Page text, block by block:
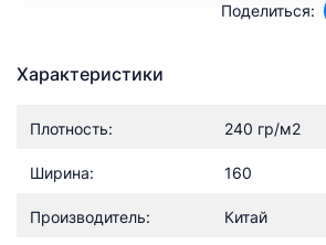
Поделиться:
Характеристики
Плотность: 240 гр/м2
Ширина: 160
Производитель: Китай